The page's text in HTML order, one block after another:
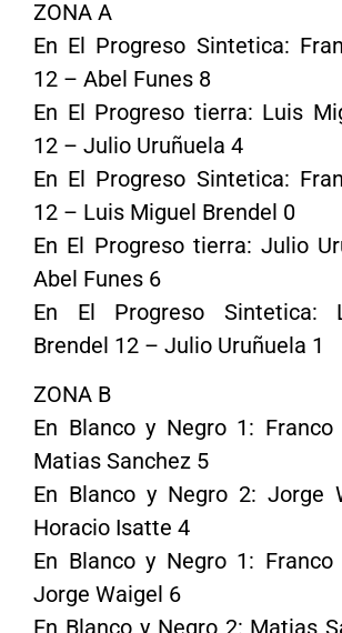
ZONA A
En El Progreso Sintetica:
12 – Abel Funes 8
En El Progreso tierra: Luis
12 – Julio Uruñuela 4
En El Progreso Sintetica:
12 – Luis Miguel Brendel 0
En El Progreso tierra: Julio
Abel Funes 6
En El Progreso Sintetica:
Brendel 12 – Julio Uruñuela 1
ZONA B
En Blanco y Negro 1:
Matias Sanchez 5
En Blanco y Negro 2: Jorge
Horacio Isatte 4
En Blanco y Negro 1:
Jorge Waigel 6
En Blanco y Negro 2: Matias